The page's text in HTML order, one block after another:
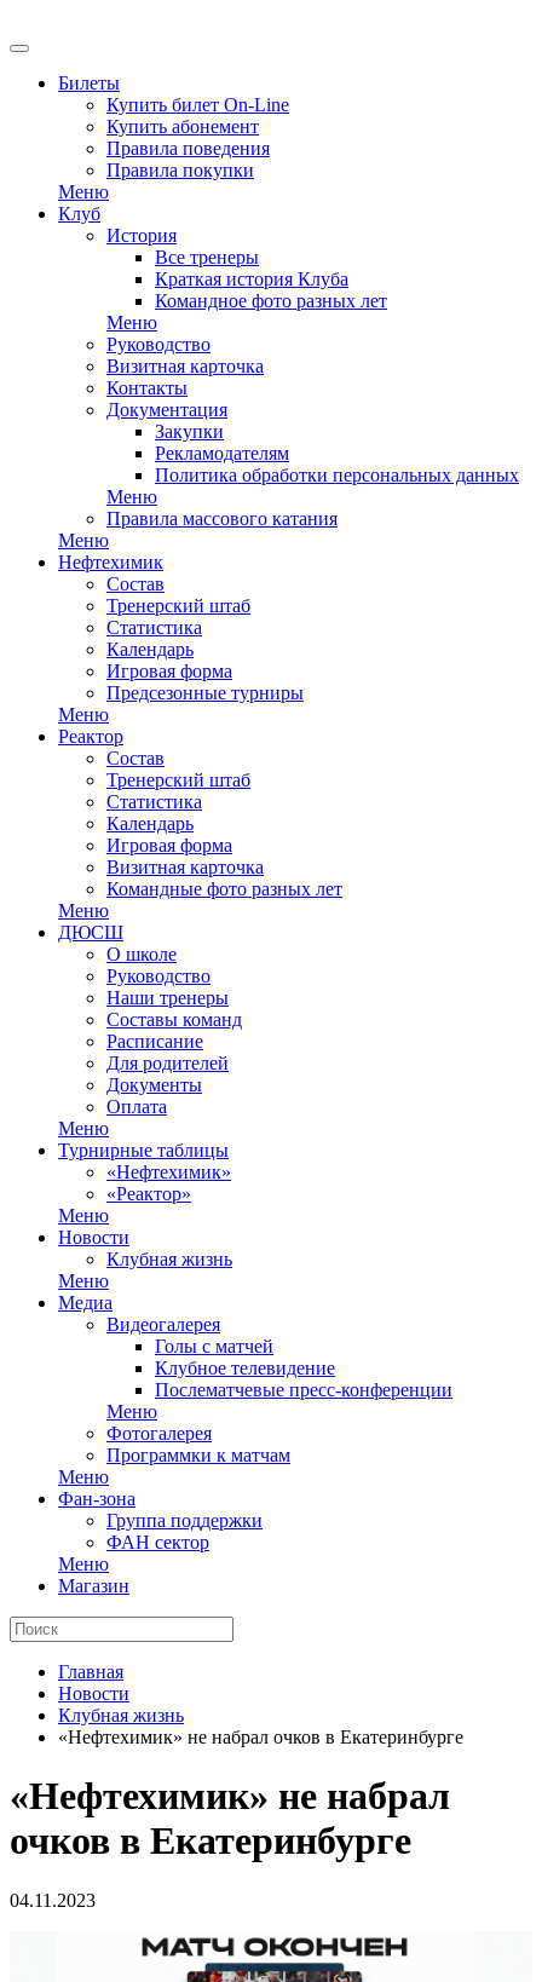
Билеты
Купить билет On-Line
Купить абонемент
Правила поведения
Правила покупки
Меню
Клуб
История
Все тренеры
Краткая история Клуба
Командное фото разных лет
Меню
Руководство
Визитная карточка
Контакты
Документация
Закупки
Рекламодателям
Политика обработки персональных данных
Меню
Правила массового катания
Меню
Нефтехимик
Состав
Тренерский штаб
Статистика
Календарь
Игровая форма
Предсезонные турниры
Меню
Реактор
Состав
Тренерский штаб
Статистика
Календарь
Игровая форма
Визитная карточка
Командные фото разных лет
Меню
ДЮСШ
О школе
Руководство
Наши тренеры
Составы команд
Расписание
Для родителей
Документы
Оплата
Меню
Турнирные таблицы
«Нефтехимик»
«Реактор»
Меню
Новости
Клубная жизнь
Меню
Медиа
Видеогалерея
Голы с матчей
Клубное телевидение
Послематчевые пресс-конференции
Меню
Фотогалерея
Программки к матчам
Меню
Фан-зона
Группа поддержки
ФАН сектор
Меню
Магазин
Главная
Новости
Клубная жизнь
«Нефтехимик» не набрал очков в Екатеринбурге
«Нефтехимик» не набрал
очков в Екатеринбурге
04.11.2023